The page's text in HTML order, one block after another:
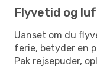
Flyvetid og
Uanset om du
ferie, betyder en
Pak rejsepuder,